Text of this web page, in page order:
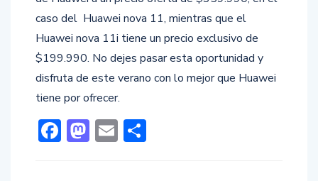
caso del ​ Huawei nova 11, mientras que el
Huawei nova 11i tiene un precio exclusivo de
$199.990. No dejes pasar esta oportunidad y
disfruta de este verano con lo mejor que Huawei
tiene por ofrecer.
Facebook
Mastodon
Email